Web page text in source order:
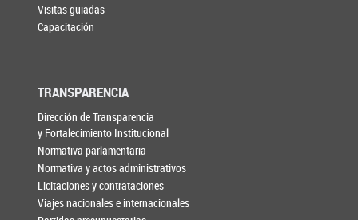
Visitas guiadas
Capacitación
TRANSPARENCIA
Dirección de Transparencia
y Fortalecimiento Institucional
Normativa parlamentaria
Normativa y actos administrativos
Licitaciones y contrataciones
Viajes nacionales e internacionales